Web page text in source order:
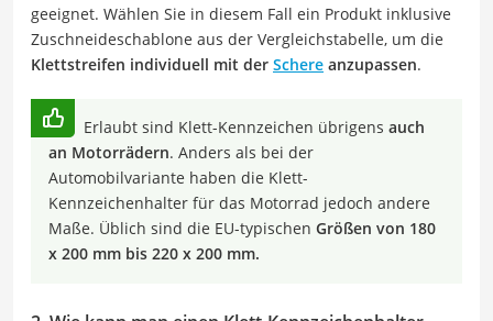
geeignet. Wählen Sie in diesem Fall ein Produkt inklusive
Zuschneideschablone aus der Vergleichstabelle, um die
Klettstreifen individuell mit der Schere anzupassen.
Erlaubt sind Klett-Kennzeichen übrigens auch
an Motorrädern. Anders als bei der
Automobilvariante haben die Klett-
Kennzeichenhalter für das Motorrad jedoch andere
Maße. Üblich sind die EU-typischen Größen von 180
x 200 mm bis 220 x 200 mm.